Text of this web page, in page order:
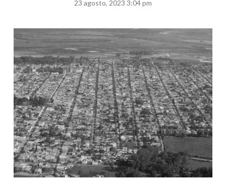
23 agosto, 2023 3:04 pm